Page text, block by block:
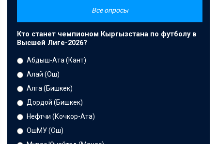
Все опросы
Кто станет чемпионом Кыргызстана по футболу в
Высшей Лиге-2026?
Абдыш-Ата (Кант)
Алай (Ош)
Алга (Бишкек)
Дордой (Бишкек)
Нефтчи (Кочкор-Ата)
ОшМУ (Ош)